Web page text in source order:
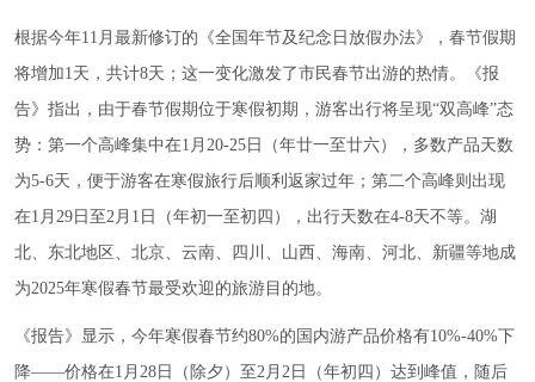
根据今年11月最新修订的《全国年节及纪念日放假办法》，春节假期
将增加1天，共计8天；这一变化激发了市民春节出游的热情。《报
告》指出，由于春节假期位于寒假初期，游客出行将呈现“双高峰”态
势：第一个高峰集中在1月20-25日（年廿一至廿六），多数产品天数
为5-6天，便于游客在寒假旅行后顺利返家过年；第二个高峰则出现
在1月29日至2月1日（年初一至初四），出行天数在4-8天不等。湖
北、东北地区、北京、云南、四川、山西、海南、河北、新疆等地成
为2025年寒假春节最受欢迎的旅游目的地。
《报告》显示，今年寒假春节约80%的国内游产品价格有10%-40%下
降——价格在1月28日（除夕）至2月2日（年初四）达到峰值，随后